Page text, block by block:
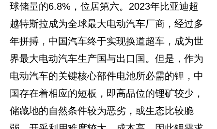
球储量的6.8%，位居第六。2023年比亚迪超
越特斯拉成为全球最大电动汽车厂商，经过多
年拼搏，中国汽车终于实现换道超车，成为世
界最大电动汽车生产国与出口国。但是，作为
电动汽车的关键核心部件电池所必需的锂，中
国存在着相应的短板，即高品位的锂矿较少，
储藏地的自然条件较为恶劣，或生态比较脆